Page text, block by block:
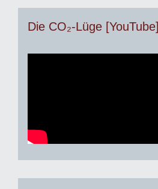
Die CO₂-Lüge [YouTube]